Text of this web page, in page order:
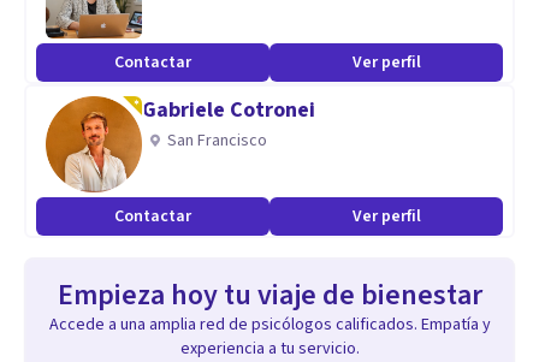
Contactar Ver perfil
Gabriele Cotronei
San Francisco
Contactar Ver perfil
Empieza hoy tu viaje de bienestar
Accede a una amplia red de psicólogos calificados. Empatía y
experiencia a tu servicio.